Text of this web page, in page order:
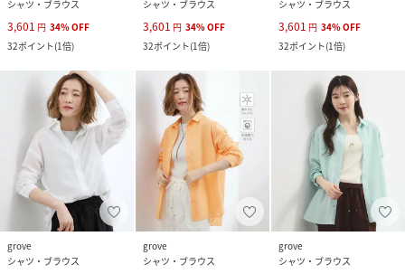
シャツ・ブラウス
3,601 円 34%OFF
32ポイント(1倍)
シャツ・ブラウス
3,601 円 34%OFF
32ポイント(1倍)
シャツ・ブラウス
3,601 円 34%OFF
32ポイント(1倍)
grove
シャツ・ブラウス
grove
シャツ・ブラウス
grove
シャツ・ブラウス